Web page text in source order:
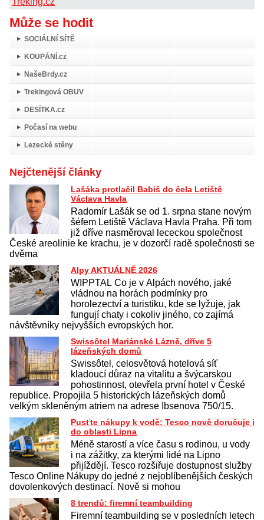
Může se hodit
SOCIÁLNÍ SÍTĚ
KOUPÁNÍ.cz
NašeBrdy.cz
Trekingová OBUV
DESÍTKA.cz
Počasí na webu
Lezecké stěny
Nejčtenější články
Lašáka protlačil Babiš do čela Letiště
Václava Havla
Radomír Lašák se od 1. srpna stane novým
šéfem Letiště Václava Havla Praha. Při tom
již dříve nasměroval lececkou společnost
České areolinie ke krachu, je v dozorčí radě společnosti se
dvěma
Alpy AKTUÁLNĚ 2026
WIPPTAL Co je v Alpách nového, jaké
vládnou na horách podmínky pro
horolezectví a turistiku, kde se lyžuje, jak
fungují chaty i cokoliv jiného, co zajímá
návštěvníky nejvyšších evropských hor.
Swissôtel Mariánské Lázně, dříve 5
lázeňských domů
Swissôtel, celosvětová hotelová síť
kladoucí důraz na vitalitu a švýcarskou
pohostinnost, otevřela první hotel v České
republice. Propojila 5 historických lázeňských domů
velkým skleněným atriem na adrese Ibsenova 750/15.
Pusťte nákupy k vodě: Tesco nově doručuje i
do oblasti Lipna
Méně starostí a více času s rodinou, u vody
i na zážitky, za kterými lidé na Lipno
přijíždějí. Tesco rozšiřuje dostupnost služby
Tesco Online Nákupy do jedné z nejoblíbenějších českých
dovolenkových destinací. Nově si mohou
8 trendů: firemní teambuilding
Firemní teambuilding se v posledních letech